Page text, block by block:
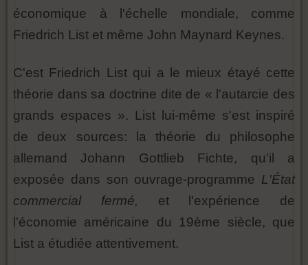
économique à l'échelle mondiale, comme
Friedrich List et même John Maynard Keynes.
C'est Friedrich List qui a le mieux étayé cette
théorie dans sa doctrine dite de « l'autarcie des
grands espaces ». List lui-même s'est inspiré
de deux sources: la théorie du philosophe
allemand Johann Gottlieb Fichte, qu'il a
exposée dans son ouvrage-programme L'État
commercial fermé, et l'expérience de
l'économie américaine du 19ème siècle, que
List a étudiée attentivement.